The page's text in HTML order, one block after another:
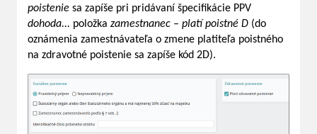
poistenie sa zapíše pri pridávaní špecifikácie PPV
dohoda... položka zamestnanec – platí poistné D (do
oznámenia zamestnávateľa o zmene platiteľa poistného
na zdravotné poistenie sa zapíše kód 2D).